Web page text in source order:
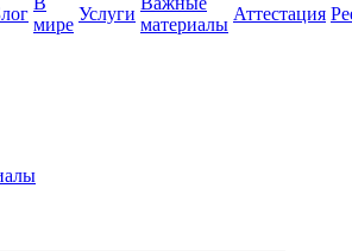
мире
Услуги
материалы
Аттестация